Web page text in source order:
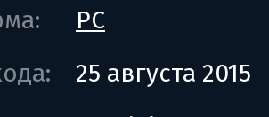
PC
25 августа 2015